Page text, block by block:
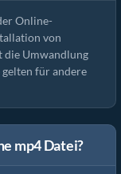
Online-
von
die Umwandlung
für andere
mp4 Datei?